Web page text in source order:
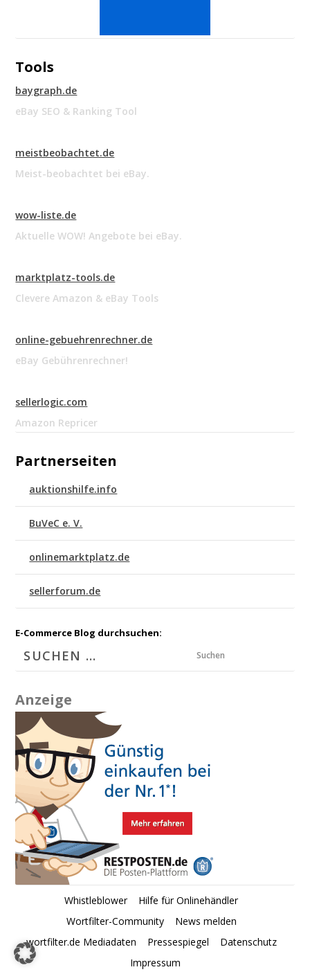
Tools
baygraph.de
eBay SEO & Ranking Tool
meistbeobachtet.de
Meist-beobachtet bei eBay.
wow-liste.de
Aktuelle WOW! Angebote bei eBay.
marktplatz-tools.de
Clevere Amazon & eBay Tools
online-gebuehrenrechner.de
eBay Gebührenrechner!
sellerlogic.com
Amazon Repricer
Partnerseiten
auktionshilfe.info
BuVeC e. V.
onlinemarktplatz.de
sellerforum.de
E-Commerce Blog durchsuchen:
Suchen
Anzeige
Whistleblower
Hilfe für Onlinehändler
Wortfilter-Community
News melden
wortfilter.de Mediadaten
Pressespiegel
Datenschutz
Impressum